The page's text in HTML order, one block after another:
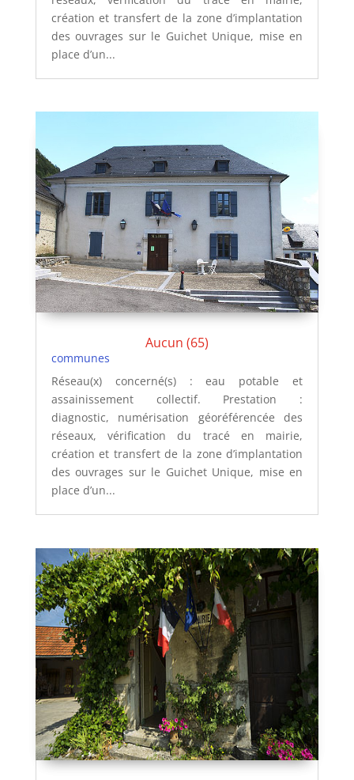
création et transfert de la zone d’implantation
des ouvrages sur le Guichet Unique, mise en
place d’un...
Aucun (65)
communes
Réseau(x) concerné(s) : eau potable et
assainissement collectif. Prestation :
diagnostic, numérisation géoréférencée des
réseaux, vérification du tracé en mairie,
création et transfert de la zone d’implantation
des ouvrages sur le Guichet Unique, mise en
place d’un...